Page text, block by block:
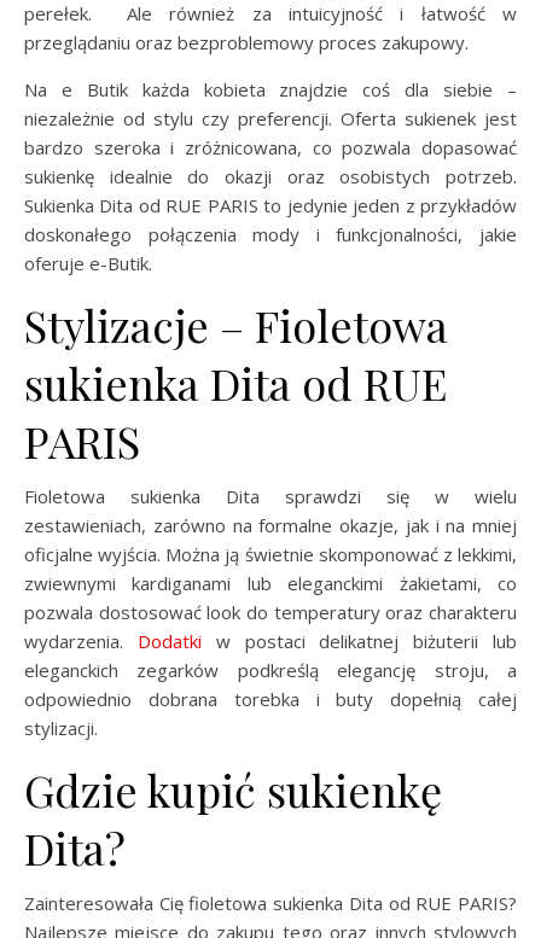
perełek. Ale również za intuicyjność i łatwość w
przeglądaniu oraz bezproblemowy proces zakupowy.
Na e Butik każda kobieta znajdzie coś dla siebie –
niezależnie od stylu czy preferencji. Oferta sukienek jest
bardzo szeroka i zróżnicowana, co pozwala dopasować
sukienkę idealnie do okazji oraz osobistych potrzeb.
Sukienka Dita od RUE PARIS to jedynie jeden z przykładów
doskonałego połączenia mody i funkcjonalności, jakie
oferuje e-Butik.
Stylizacje – Fioletowa
sukienka Dita od RUE
PARIS
Fioletowa sukienka Dita sprawdzi się w wielu
zestawieniach, zarówno na formalne okazje, jak i na mniej
oficjalne wyjścia. Można ją świetnie skomponować z lekkimi,
zwiewnymi kardiganami lub eleganckimi żakietami, co
pozwala dostosować look do temperatury oraz charakteru
wydarzenia. Dodatki w postaci delikatnej biżuterii lub
eleganckich zegarków podkreślą elegancję stroju, a
odpowiednio dobrana torebka i buty dopełnią całej
stylizacji.
Gdzie kupić sukienkę
Dita?
Zainteresowała Cię fioletowa sukienka Dita od RUE PARIS?
Najlepsze miejsce do zakupu tego oraz innych stylowych